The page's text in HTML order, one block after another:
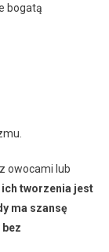
bogatą
owocami lub
ich tworzenia jest
ma szansę